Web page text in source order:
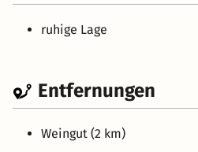
ruhige Lage
Entfernungen
Weingut (2 km)